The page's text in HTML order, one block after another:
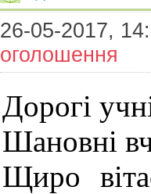
26-05-2017,
оголошення
Дорогі
Шановні
Щиро